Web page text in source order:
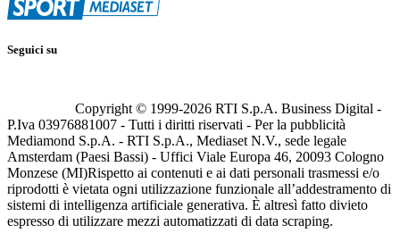
Seguici su
Copyright © 1999-2026 RTI S.p.A. Business Digital -
P.Iva 03976881007 - Tutti i diritti riservati - Per la pubblicità
Mediamond S.p.A. - RTI S.p.A., Mediaset N.V., sede legale
Amsterdam (Paesi Bassi) - Uffici Viale Europa 46, 20093 Cologno
Monzese (MI)Rispetto ai contenuti e ai dati personali trasmessi e/o
riprodotti è vietata ogni utilizzazione funzionale all’addestramento di
sistemi di intelligenza artificiale generativa. È altresì fatto divieto
espresso di utilizzare mezzi automatizzati di data scraping.